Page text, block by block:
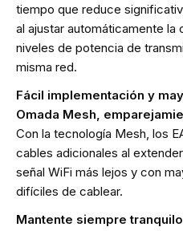
tiempo que reduce
al ajustar automáticamente la
niveles de potencia de
misma red.
Fácil implementación y
Omada Mesh,
Con la tecnología Mesh, los
cables adicionales al
señal WiFi más lejos y con
difíciles de cablear.
Mantente siempre